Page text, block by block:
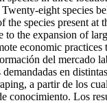
eight species
species present
the expansion of
economic practices
del mercado
en
a partir de los
Los